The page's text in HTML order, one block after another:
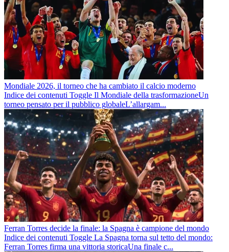
Mondiale 2026, il torneo che ha cambiato il calcio moderno
Indice dei contenuti Toggle Il Mondiale della trasformazioneUn
torneo pensato per il pubblico globaleL’allargam...
Ferran Torres decide la finale: la Spagna è campione del mondo
Indice dei contenuti Toggle La Spagna torna sul tetto del mondo:
Ferran Torres firma una vittoria storicaUna finale c...